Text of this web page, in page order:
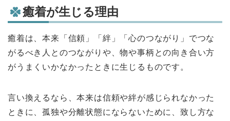
癒着が生じる理由
癒着は、本来「信頼」「絆」「心のつながり」でつな
がるべき人とのつながりや、物や事柄との向き合い方
がうまくいかなかったときに生じるものです。
言い換えるなら、本来は信頼や絆が感じられなかった
ときに、孤独や分離状態にならないために、致し方な